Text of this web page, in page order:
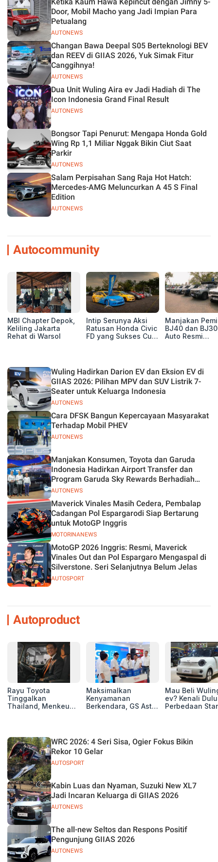
Jelas
AUTONEWS
Door, Mobil Macho yang Jadi Impian Para
Petualang
AUTONEWS
Changan Bawa Deepal S05 Berteknologi BEV
dan REEV di GIIAS 2026, Yuk Simak Fitur
Canggihnya!
AUTONEWS
Dua Unit Wuling Aira ev Jadi Hadiah di The
Icon Indonesia Grand Final Result
AUTONEWS
Bongsor Tapi Penurut: Mengapa Honda Gold
Wing Rp 1,1 Miliar Nggak Bikin Ciut Saat
Parkir
AUTONEWS
Salam Perpisahan Sang Raja Hot Hatch:
Mercedes-AMG Meluncurkan A 45 S Final
Edition
Autocommunity
MBI Chapter Depok,
Keliling Jakarta
Rehat di Warsol
Intip Serunya Aksi
Ratusan Honda Civic
FD yang Sukses Curi
Manjakan
BJ40 dan
Auto Resmi
AUTONEWS
Wuling Hadirkan Darion EV dan Eksion EV di
GIIAS 2026: Pilihan MPV dan SUV Listrik 7-
Seater untuk Keluarga Indonesia
AUTONEWS
Cara DFSK Bangun Kepercayaan Masyarakat
Terhadap Mobil PHEV
AUTONEWS
Manjakan Konsumen, Toyota dan Garuda
Indonesia Hadirkan Airport Transfer dan
Program Garuda Sky Rewards Berhadiah
Hybrid EV
MOTORINANEWS
Maverick Vinales Masih Cedera, Pembalap
Cadangan Pol Espargarodi Siap Bertarung
untuk MotoGP Inggris
AUTOSPORT
MotoGP 2026 Inggris: Resmi, Maverick
Vinales Out dan Pol Espargaro Mengaspal di
Silverstone. Seri Selanjutnya Belum Jelas
Autoproduct
Rayu Toyota
Tinggalkan
Thailand, Menkeu
Basis Produksi
ASEAN
Maksimalkan
Kenyamanan
Berkendara, GS Astra
2026
Mau Beli
ev? Kenali Dulu
Perbedaan
AUTOSPORT
WRC 2026: 4 Seri Sisa, Ogier Fokus Bikin
Rekor 10 Gelar
AUTONEWS
Kabin Luas dan Nyaman, Suzuki New XL7
Jadi Incaran Keluarga di GIIAS 2026
AUTONEWS
The all-new Seltos dan Respons Positif
Pengunjung GIIAS 2026